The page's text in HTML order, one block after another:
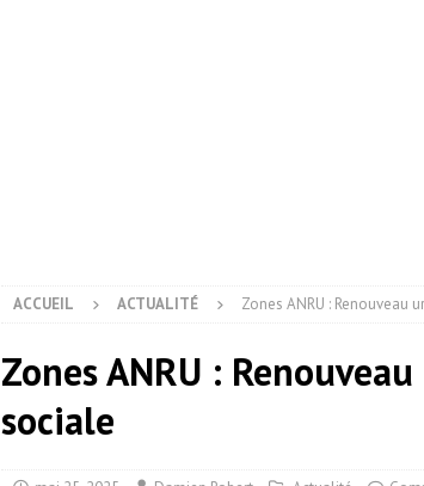
ACCUEIL ACTUALITÉ Zones ANRU : Renouveau
Zones ANRU :
sociale